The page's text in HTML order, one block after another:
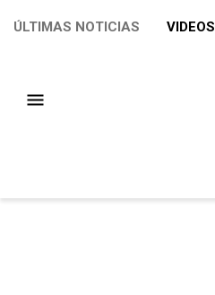
ÚLTIMAS NOTICIAS VIDEOS